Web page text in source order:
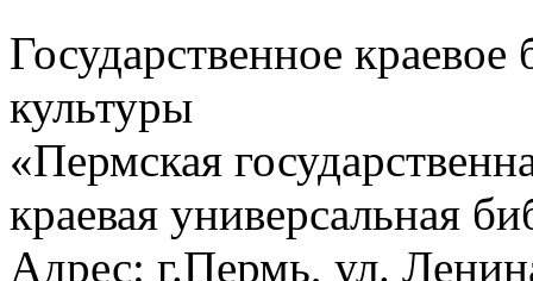
Государственное
культуры
«Пермская
краевая универсальная
Адрес: г.Пермь, ул.